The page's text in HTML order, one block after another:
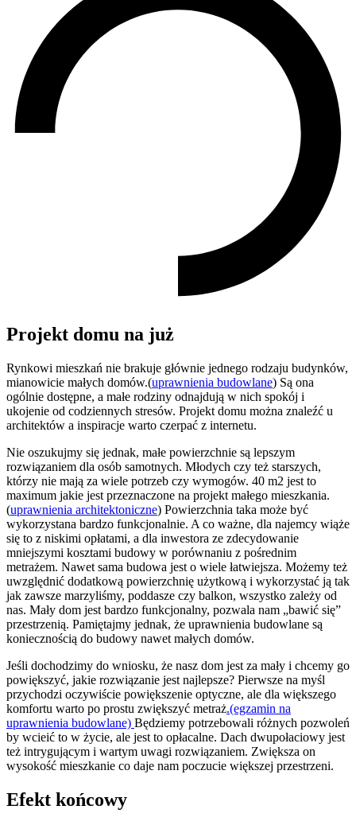
Projekt domu na już
Rynkowi mieszkań nie brakuje głównie jednego rodzaju budynków,
mianowicie małych domów.(uprawnienia budowlane) Są ona
ogólnie dostępne, a małe rodziny odnajdują w nich spokój i
ukojenie od codziennych stresów. Projekt domu można znaleźć u
architektów a inspiracje warto czerpać z internetu.
Nie oszukujmy się jednak, małe powierzchnie są lepszym
rozwiązaniem dla osób samotnych. Młodych czy też starszych,
którzy nie mają za wiele potrzeb czy wymogów. 40 m2 jest to
maximum jakie jest przeznaczone na projekt małego mieszkania.
(uprawnienia architektoniczne) Powierzchnia taka może być
wykorzystana bardzo funkcjonalnie. A co ważne, dla najemcy wiąże
się to z niskimi opłatami, a dla inwestora ze zdecydowanie
mniejszymi kosztami budowy w porównaniu z pośrednim
metrażem. Nawet sama budowa jest o wiele łatwiejsza. Możemy też
uwzględnić dodatkową powierzchnię użytkową i wykorzystać ją tak
jak zawsze marzyliśmy, poddasze czy balkon, wszystko zależy od
nas. Mały dom jest bardzo funkcjonalny, pozwala nam „bawić się”
przestrzenią. Pamiętajmy jednak, że uprawnienia budowlane są
koniecznością do budowy nawet małych domów.
Jeśli dochodzimy do wniosku, że nasz dom jest za mały i chcemy go
powiększyć, jakie rozwiązanie jest najlepsze? Pierwsze na myśl
przychodzi oczywiście powiększenie optyczne, ale dla większego
komfortu warto po prostu zwiększyć metraż.(egzamin na
uprawnienia budowlane) Będziemy potrzebowali różnych pozwoleń
by wcieić to w życie, ale jest to opłacalne. Dach dwupołaciowy jest
też intrygującym i wartym uwagi rozwiązaniem. Zwiększa on
wysokość mieszkanie co daje nam poczucie większej przestrzeni.
Efekt końcowy